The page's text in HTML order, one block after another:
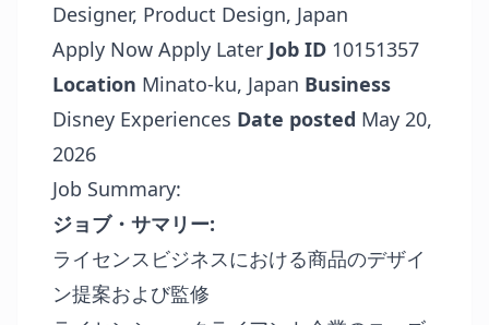
Designer, Product Design, Japan
Apply Now Apply Later Job ID 10151357
Location Minato-ku, Japan Business
Disney Experiences Date posted May 20,
2026
Job Summary:
ジョブ・サマリー:
ライセンスビジネスにおける商品のデザイ
ン提案および監修